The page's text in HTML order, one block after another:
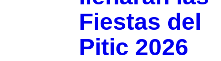
Fiestas del
Pitic 2026